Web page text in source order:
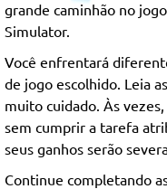
grande caminhão no
Simulator.
Você enfrentará
de jogo escolhido. Leia
muito cuidado. Às
sem cumprir a tarefa
seus ganhos serão
Continue completando